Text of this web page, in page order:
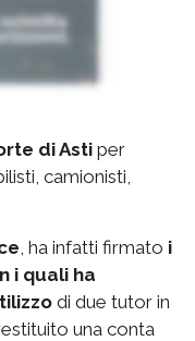
di Asti per
camionisti,
, ha infatti firmato i
i quali ha
di due tutor in
una conta